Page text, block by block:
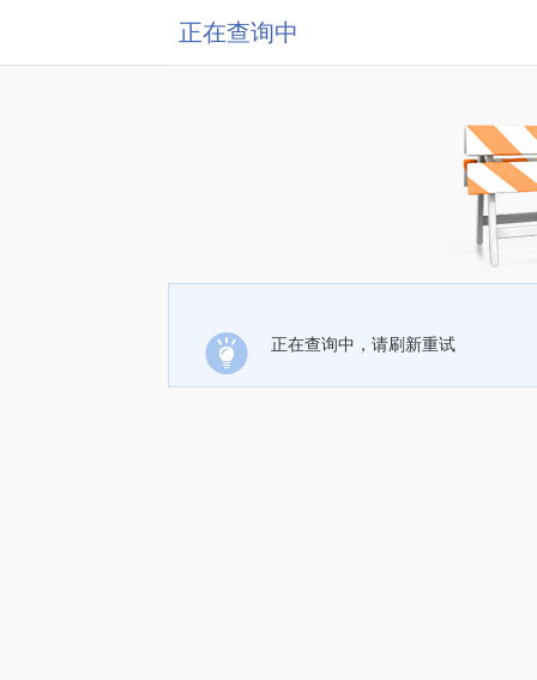
正在查询中
正在查询中，请刷新重试